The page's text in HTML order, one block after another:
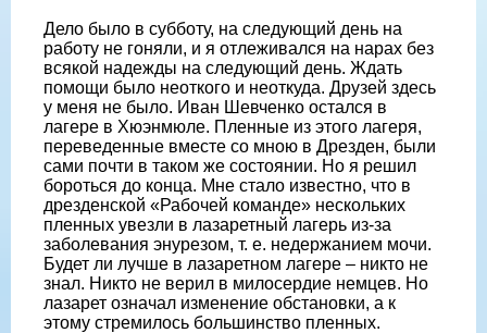
Дело было в субботу, на следующий день на
работу не гоняли, и я отлеживался на нарах без
всякой надежды на следующий день. Ждать
помощи было неоткого и неоткуда. Друзей здесь
у меня не было. Иван Шевченко остался в
лагере в Хюэнмюле. Пленные из этого лагеря,
переведенные вместе со мною в Дрезден, были
сами почти в таком же состоянии. Но я решил
бороться до конца. Мне стало известно, что в
дрезденской «Рабочей команде» нескольких
пленных увезли в лазаретный лагерь из-за
заболевания энурезом, т. е. недержанием мочи.
Будет ли лучше в лазаретном лагере – никто не
знал. Никто не верил в милосердие немцев. Но
лазарет означал изменение обстановки, а к
этому стремилось большинство пленных.